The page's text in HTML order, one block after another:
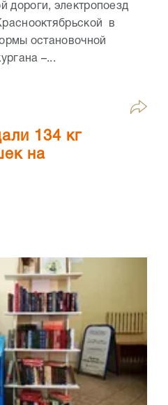
дороги, электропоезд
в
остановочной
–...
134 кг
на